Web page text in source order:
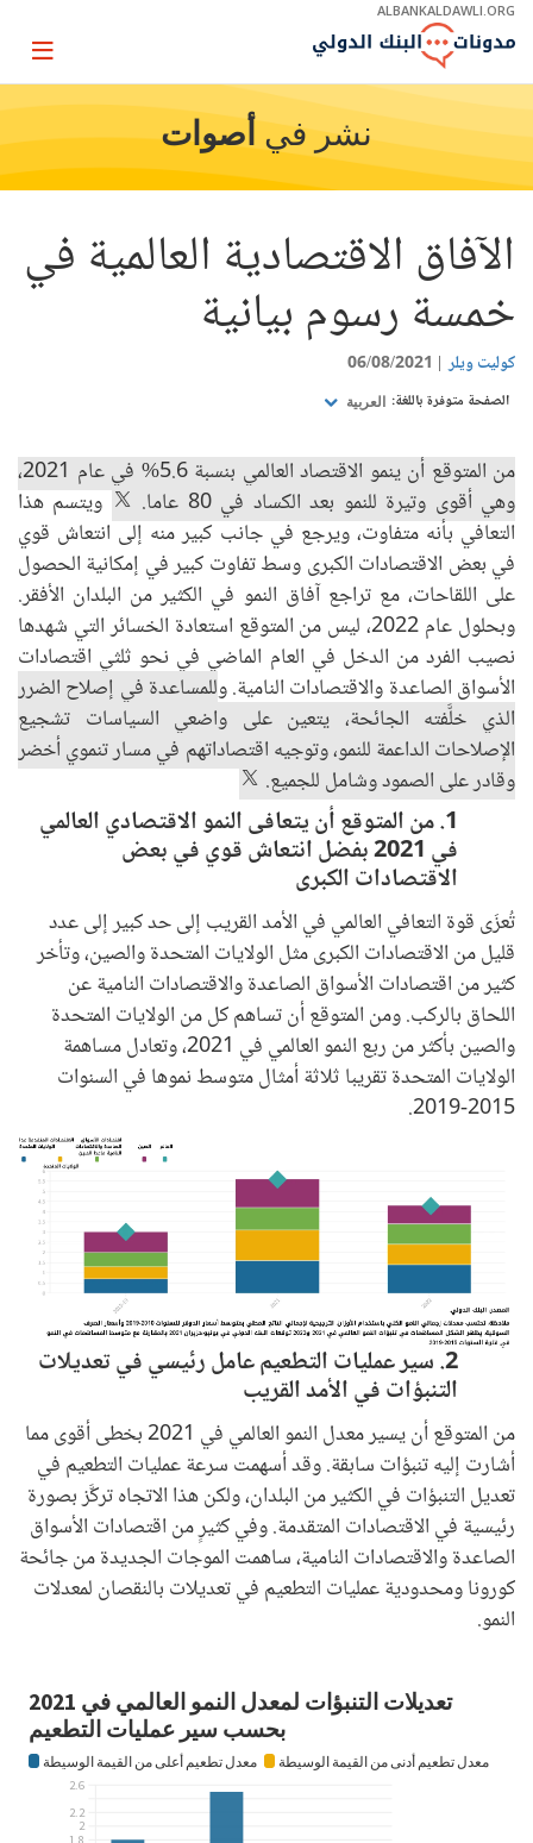
Skip
Main
ALBANKALDAWLI.ORG
Page
نشر في أصوات
الآفاق الاقتصادية العالمية في
خمسة رسوم بيانية
كوليت ويلر 06/08/2021
الصفحة متوفرة باللغة: العربية
من المتوقع أن ينمو الاقتصاد العالمي بنسبة 5.6% في عام 2021،
وهي أقوى وتيرة للنمو بعد الكساد في 80 عاما.
ويتسم هذا
التعافي بأنه متفاوت، ويرجع في جانب كبير منه إلى انتعاش قوي
في بعض الاقتصادات الكبرى وسط تفاوت كبير في إمكانية الحصول
على اللقاحات، مع تراجع آفاق النمو في الكثير من البلدان الأفقر.
وبحلول عام 2022، ليس من المتوقع استعادة الخسائر التي شهدها
نصيب الفرد من الدخل في العام الماضي في نحو ثلثي اقتصادات
الأسواق الصاعدة والاقتصادات النامية. وللمساعدة في إصلاح الضرر
الذي خلَّفته الجائحة، يتعين على واضعي السياسات تشجيع
الإصلاحات الداعمة للنمو، وتوجيه اقتصاداتهم في مسار تنموي أخضر
وقادر على الصمود وشامل للجميع.
1. من المتوقع أن يتعافى النمو الاقتصادي العالمي
في 2021 بفضل انتعاش قوي في بعض
الاقتصادات الكبرى
تُعزَى قوة التعافي العالمي في الأمد القريب إلى حد كبير إلى عدد
قليل من الاقتصادات الكبرى مثل الولايات المتحدة والصين، وتأخر
كثير من اقتصادات الأسواق الصاعدة والاقتصادات النامية عن
اللحاق بالركب. ومن المتوقع أن تساهم كل من الولايات المتحدة
والصين بأكثر من ربع النمو العالمي في 2021، وتعادل مساهمة
الولايات المتحدة تقريبا ثلاثة أمثال متوسط نموها في السنوات
2015-2019.
2. سير عمليات التطعيم عامل رئيسي في تعديلات
التنبؤات في الأمد القريب
من المتوقع أن يسير معدل النمو العالمي في 2021 بخطى أقوى مما
أشارت إليه تنبؤات سابقة. وقد أسهمت سرعة عمليات التطعيم في
تعديل التنبؤات في الكثير من البلدان، ولكن هذا الاتجاه تركَّز بصورة
رئيسية في الاقتصادات المتقدمة. وفي كثيرٍ من اقتصادات الأسواق
الصاعدة والاقتصادات النامية، ساهمت الموجات الجديدة من جائحة
كورونا ومحدودية عمليات التطعيم في تعديلات بالنقصان لمعدلات
النمو.